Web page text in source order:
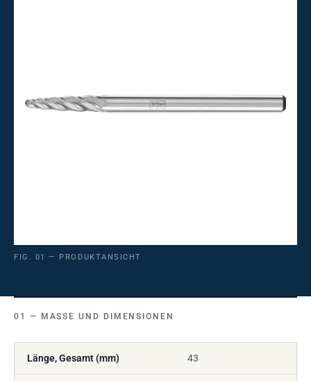
FIG. 01 — PRODUKTANSICHT
MASSE UND DIMENSIONEN
Länge, Gesamt (mm) 43